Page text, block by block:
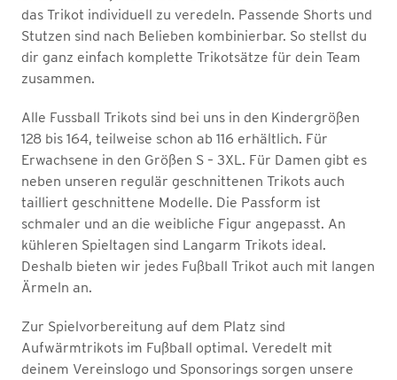
das Trikot individuell zu veredeln. Passende Shorts und
Stutzen sind nach Belieben kombinierbar. So stellst du
dir ganz einfach komplette Trikotsätze für dein Team
zusammen.
Alle Fussball Trikots sind bei uns in den Kindergrößen
128 bis 164, teilweise schon ab 116 erhältlich. Für
Erwachsene in den Größen S – 3XL. Für Damen gibt es
neben unseren regulär geschnittenen Trikots auch
tailliert geschnittene Modelle. Die Passform ist
schmaler und an die weibliche Figur angepasst. An
kühleren Spieltagen sind Langarm Trikots ideal.
Deshalb bieten wir jedes Fußball Trikot auch mit langen
Ärmeln an.
Zur Spielvorbereitung auf dem Platz sind
Aufwärmtrikots im Fußball optimal. Veredelt mit
deinem Vereinslogo und Sponsorings sorgen unsere